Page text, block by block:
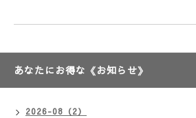
あなたにお得な《お知らせ》
2026-08（2）